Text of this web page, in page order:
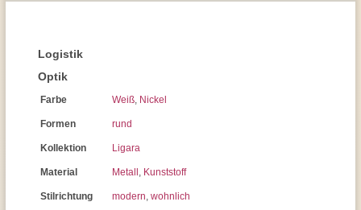
Logistik
Optik
Farbe Weiß, Nickel
Formen rund
Kollektion Ligara
Material Metall , Kunststoff
Stilrichtung modern, wohnlich